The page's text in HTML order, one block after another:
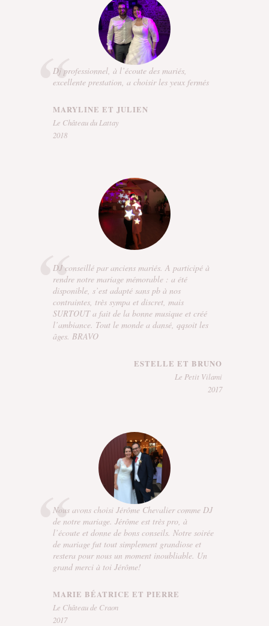
Dj professionnel, à l’écoute des mariés,
excellente prestation, a choisir les yeux fermés
MARYLINE ET JULIEN
Le Château du Lattay
2018
DJ conseillé par anciens mariés. A participé à
rendre notre mariage mémorable : a été
disponible, s’est adapté sans pb à nos
contraintes, très sympa et discret, mais
SURTOUT a fait de la bonne musique et créé
l’ambiance. Tout le monde a dansé, qqsoit les
âges. BRAVO
ESTELLE ET BRUNO
Le Petit Vilami
2017
Nous avons choisi Jérôme Chevalier comme DJ
de notre mariage. Jérôme est très pro, à
l’écoute et donne de bons conseils. Notre soirée
de mariage fut tout simplement grandiose et
restera pour nous un moment inoubliable. Un
grand merci à toi Jérôme!
MARIE BÉATRICE ET PIERRE
Le Château de Craon
2017